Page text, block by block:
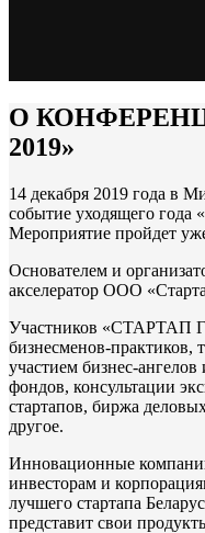
О
2019»
14 декабря 2019 года в
событие уходящего
Мероприятие пройдет
Основателем и
акселератор ООО
Участников «СТАРТАП
бизнесменов-практиков,
участием бизнес-
фондов, консультации
стартапов, биржа
другое.
Инновационные
инвесторам и
лучшего стартапа
представит свои